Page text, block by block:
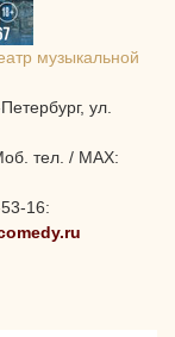
музыкальной
ул.
тел. / MAX:
16: